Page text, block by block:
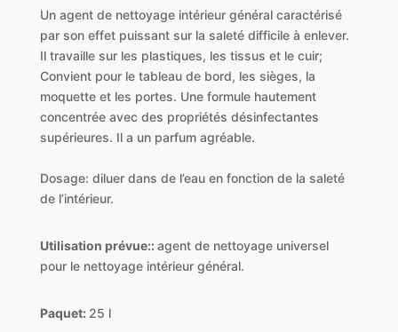
Un agent de nettoyage intérieur général caractérisé
par son effet puissant sur la saleté difficile à enlever.
Il travaille sur les plastiques, les tissus et le cuir;
Convient pour le tableau de bord, les sièges, la
moquette et les portes. Une formule hautement
concentrée avec des propriétés désinfectantes
supérieures. Il a un parfum agréable.
Dosage: diluer dans de l’eau en fonction de la saleté
de l’intérieur.
Utilisation prévue::agent de nettoyage universel
pour le nettoyage intérieur général.
Paquet: 25 l